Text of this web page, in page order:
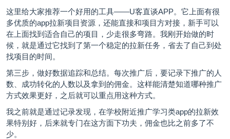
这里给大家推荐一个好用的工具——U客直谈APP。它上面有很
多优质的app拉新项目资源，还能直接和项目方对接，新手可以
在上面找到适合自己的项目，少走很多弯路。我刚开始做的时
候，就是通过它找到了第一个稳定的拉新任务，省去了自己到处
找项目的时间。
第三步，做好数据追踪和总结。每次推广后，要记录下推广的人
数、成功转化的人数以及拿到的佣金。这样能清楚知道哪种推广
方式效果更好，之后就可以重点用这种方式。
我之前就是通过记录发现，在学校附近推广学习类app的拉新效
果特别好，后来就专门在这方面下功夫，佣金也比之前多了不
少。